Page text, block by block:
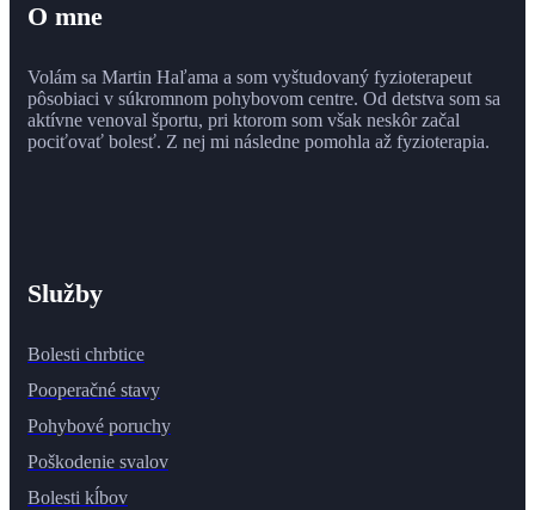
O mne
Volám sa Martin Haľama a som vyštudovaný fyzioterapeut
pôsobiaci v súkromnom pohybovom centre. Od detstva som sa
aktívne venoval športu, pri ktorom som však neskôr začal
pociťovať bolesť. Z nej mi následne pomohla až fyzioterapia.
Služby
Bolesti chrbtice
Pooperačné stavy
Pohybové poruchy
Poškodenie svalov
Bolesti kĺbov